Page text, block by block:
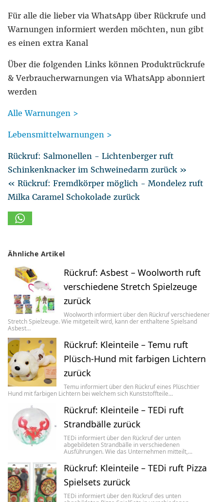
Für alle die lieber via WhatsApp über Rückrufe und
Warnungen informiert werden möchten, nun gibt
es einen extra Kanal
Über die folgenden Links können Produktrückrufe
& Verbraucherwarnungen via WhatsApp abonniert
werden
Alle Warnungen >
Lebensmittelwarnungen >
Rückruf: Salmonellen - Lichtenberger ruft
Schinkenknacker im Schweinedarm zurück »
« Rückruf: Fremdkörper möglich - Mondelez ruft
Milka Caramel Schokolade zurück
Ähnliche Artikel
Rückruf: Asbest – Woolworth ruft
verschiedene Stretch Spielzeuge
zurück
Woolworth informiert über den Rückruf verschiedener
Stretch Spielzeuge. Wie mitgeteilt wird, kann der enthaltene Spielsand
Asbest…
Rückruf: Kleinteile – Temu ruft
Plüsch-Hund mit farbigen Lichtern
zurück
Temu informiert über den Rückruf eines Plüschtier
Hund mit farbigen Lichtern bei welchem sich Kunststoffteile…
Rückruf: Kleinteile – TEDi ruft
Strandbälle zurück
TEDi informiert über den Rückruf der unten
abgebildeten Strandbälle in verschiedenen
Ausführungen. Wie das Unternehmen mitteilt,…
Rückruf: Kleinteile – TEDi ruft Pizza
Spielsets zurück
TEDi informiert über den Rückruf des unten